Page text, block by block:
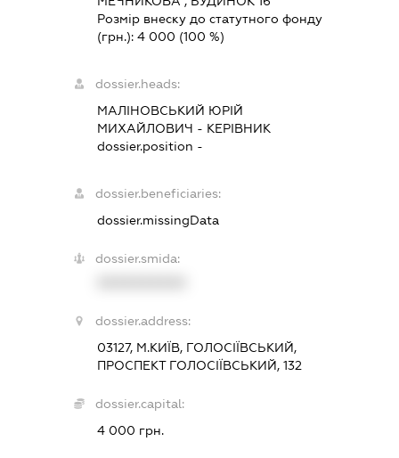
Розмір внеску до статутного фонду
(грн.): 4 000 (100 %)
dossier.heads:
МАЛІНОВСЬКИЙ ЮРІЙ
МИХАЙЛОВИЧ - КЕРІВНИК
dossier.position -
dossier.beneficiaries:
dossier.missingData
dossier.smida:
dossier.address:
03127, М.КИЇВ, ГОЛОСІЇВСЬКИЙ,
ПРОСПЕКТ ГОЛОСІЇВСЬКИЙ, 132
dossier.capital:
4 000 грн.